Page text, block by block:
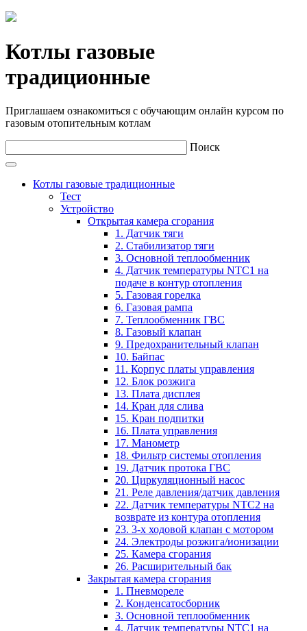
Котлы газовые
традиционные
Приглашаем ознакомиться с обучающим онлайн курсом по
газовым отопительным котлам
Поиск
Котлы газовые традиционные
Тест
Устройство
Открытая камера сгорания
1. Датчик тяги
2. Стабилизатор тяги
3. Основной теплообменник
4. Датчик температуры NTC1 на
подаче в контур отопления
5. Газовая горелка
6. Газовая рампа
7. Теплообменник ГВС
8. Газовый клапан
9. Предохранительный клапан
10. Байпас
11. Корпус платы управления
12. Блок розжига
13. Плата дисплея
14. Кран для слива
15. Кран подпитки
16. Плата управления
17. Манометр
18. Фильтр системы отопления
19. Датчик протока ГВС
20. Циркуляционный насос
21. Реле давления/датчик давления
22. Датчик температуры NTC2 на
возврате из контура отопления
23. 3-х ходовой клапан с мотором
24. Электроды розжига/ионизации
25. Камера сгорания
26. Расширительный бак
Закрытая камера сгорания
1. Пневмореле
2. Конденсатосборник
3. Основной теплообменник
4. Датчик температуры NTC1 на